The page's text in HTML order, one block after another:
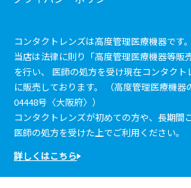
コンタクトレンズは高度管理医療機器です。
当店は法律に則り「高度管理医療機器等販
を行い、 医師の処方を受け現在コンタク
に販売しております。 （高度管理医療機
04448号〈大阪府〉）
コンタクトレンズが初めての方や、長期間
医師の処方を受けた上でご利用ください。
詳しくはこちら